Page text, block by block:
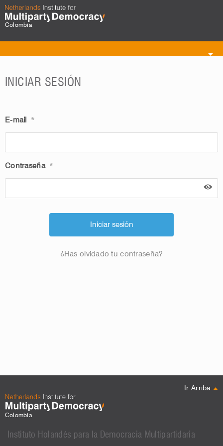
Colombia
Toggle
INICIAR SESIÓN
E-mail *
Contraseña *
¿Has olvidado tu contraseña?
Ir Arriba
Colombia
Instituto Holandés para la Democracia Multipartidaria